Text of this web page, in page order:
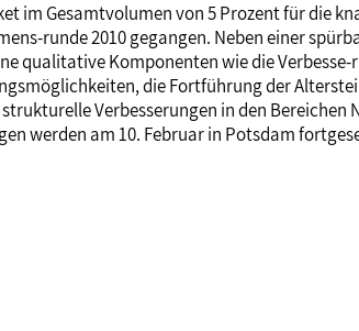
im Gesamtvolumen von 5 Prozent für die
runde 2010 gegangen. Neben einer
qualitative Komponenten wie die
die Fortführung der
Verbesserungen in den Bereichen
werden am 10. Februar in Potsdam